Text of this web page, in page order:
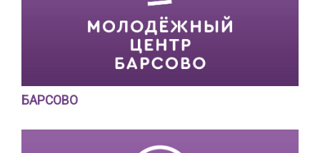
БАРСОВО